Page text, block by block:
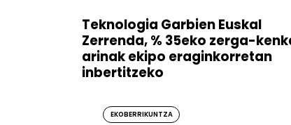
Teknologia Garbien Euskal
Zerrenda, % 35eko zerga-
arinak ekipo eraginkorretan
inbertitzeko
EKOBERRIKUNTZA